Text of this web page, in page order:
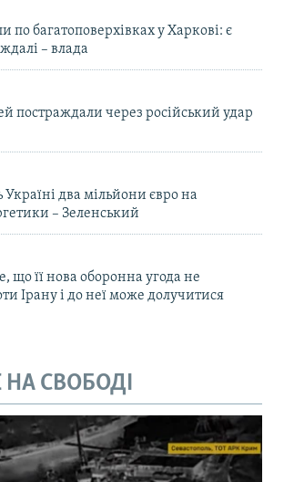
по багатоповерхівках у Харкові: є
– влада
постраждали через російський удар
Україні два мільйони євро на
– Зеленський
що її нова оборонна угода не
Ірану і до неї може долучитися
СВОБОДІ